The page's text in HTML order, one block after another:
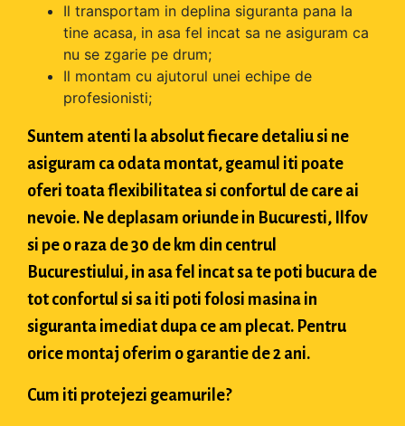
Il transportam in deplina siguranta pana la
tine acasa, in asa fel incat sa ne asiguram ca
nu se zgarie pe drum;
Il montam cu ajutorul unei echipe de
profesionisti;
Suntem atenti la absolut fiecare detaliu si ne
asiguram ca odata montat, geamul iti poate
oferi toata flexibilitatea si confortul de care ai
nevoie. Ne deplasam oriunde in Bucuresti, Ilfov
si pe o raza de 30 de km din centrul
Bucurestiului, in asa fel incat sa te poti bucura de
tot confortul si sa iti poti folosi masina in
siguranta imediat dupa ce am plecat. Pentru
orice montaj oferim o garantie de 2 ani.
Cum iti protejezi geamurile?